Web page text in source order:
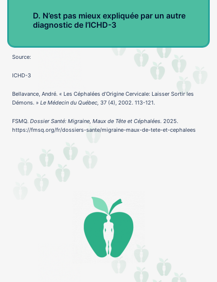
D. N’est pas mieux expliquée par un autre
diagnostic de l’ICHD-3
Source:
ICHD-3
Bellavance, André. « Les Céphalées d’Origine Cervicale: Laisser Sortir les
Démons. » Le Médecin du Québec, 37 (4), 2002. 113-121.
FSMQ. Dossier Santé: Migraine, Maux de Tête et Céphalées. 2025.
https://fmsq.org/fr/dossiers-sante/migraine-maux-de-tete-et-cephalees